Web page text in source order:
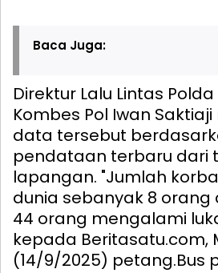
Baca Juga:
Direktur Lalu Lintas
Kombes Pol Iwan
data tersebut
pendataan terbaru dari
lapangan. "Jumlah
dunia sebanyak 8
44 orang mengalami
kepada Beritasatu.com,
(14/9/2025) petang.Bus